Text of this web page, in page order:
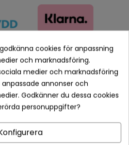
checkout
1-2 dagar med spårbar frakt
öppet köp (se köpvillkor)
cookies för anpassning
och marknadsföring.
medier och marknadsföring
annonser och
Godkänner du dessa cookies
personuppgifter?